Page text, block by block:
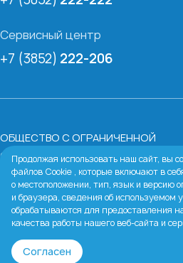
КаталогВойтиИзбранное
Сервисный центр
+7 (3852) 222-206
ОБЩЕСТВО С ОГРАНИЧЕННОЙ
ОТВЕТСТВЕННОСТЬЮ
КОМПАНИЯ»
ИНН:2224067213
Юридический адрес:656038,
Барнаул, пр-кт Ленина, д. 54 в
Тел:+7 903 995-72-22 (только МАКС)
Продолжая использовать наш сайт, вы
файлов Cookie , которые включают в
о местоположении, тип, язык и версию
и браузера, сведения об используемом
обрабатываются для предоставления
качества работы нашего веб-сайта и
Согласен